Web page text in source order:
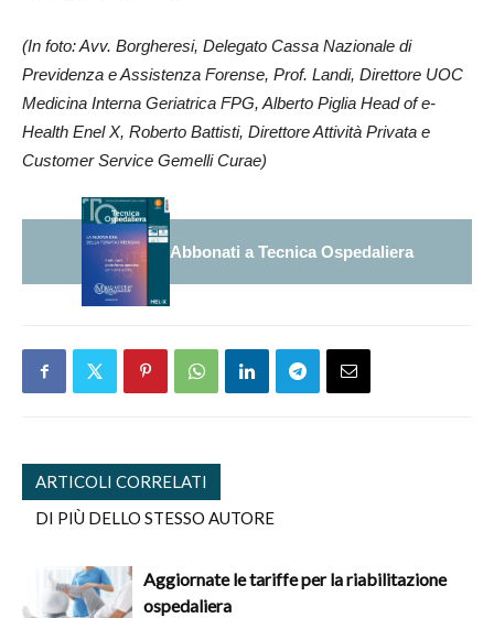
(In foto: Avv. Borgheresi, Delegato Cassa Nazionale di
Previdenza e Assistenza Forense, Prof. Landi, Direttore UOC
Medicina Interna Geriatrica FPG, Alberto Piglia Head of e-
Health Enel X, Roberto Battisti, Direttore Attività Privata e
Customer Service Gemelli Curae)
Abbonati a Tecnica Ospedaliera
ARTICOLI CORRELATI
DI PIÙ DELLO STESSO AUTORE
Aggiornate le tariffe per la riabilitazione
ospedaliera